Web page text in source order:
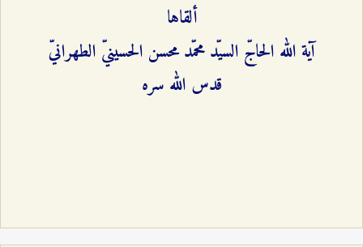
ألقاها
آية الله الحاجّ السيّد محمّد محسن الحسينيّ الطهرانيّ
قدس الله سره